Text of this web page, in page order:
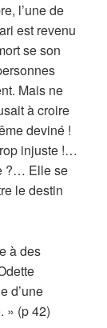
l’une de
est revenu
se son
Mais ne
à croire
deviné !
injuste !…
?… Elle se
le destin
à des
d’une
» (p 42)